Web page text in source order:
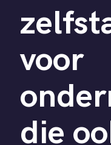
voor
die